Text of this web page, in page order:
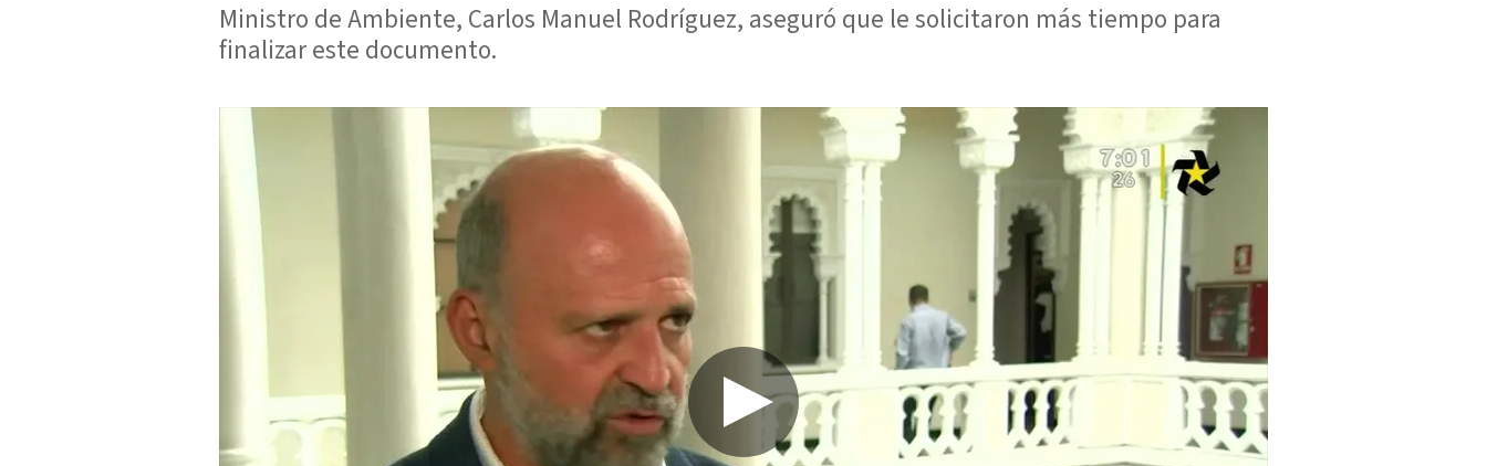
Ministro de Ambiente, Carlos Manuel Rodríguez, aseguró que le solicitaron más tiempo para
finalizar este documento.